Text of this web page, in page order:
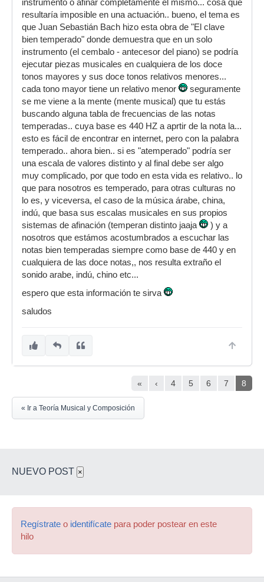
instrumento ó afinar completamente el mismo... cosa que
resultaría imposible en una actuación.. bueno, el tema es
que Juan Sebastián Bach hizo esta obra de "El clave
bien temperado" donde demuestra que en un solo
instrumento (el cembalo - antecesor del piano) se podría
ejecutar piezas musicales en cualquiera de los doce
tonos mayores y sus doce tonos relativos menores...
cada tono mayor tiene un relativo menor
seguramente
se me viene a la mente (mente musical) que tu estás
buscando alguna tabla de frecuencias de las notas
temperadas.. cuya base es 440 HZ a aprtir de la nota la...
esto es fácil de encontrar en internet, pero con la palabra
temperado.. ahora bien.. si es "atemperado" podría ser
una escala de valores distinto y al final debe ser algo
muy complicado, por que todo en esta vida es relativo.. lo
que para nosotros es temperado, para otras culturas no
lo es, y viceversa, el caso de la música árabe, china,
indú, que basa sus escalas musicales en sus propios
sistemas de afinación (temperan distinto jaaja
) y a
nosotros que estámos acostumbrados a escuchar las
notas bien temperadas siempre como base de 440 y en
cualquiera de las doce notas,, nos resulta extraño el
sonido arabe, indú, chino etc...
espero que esta información te sirva
saludos
« ‹ 4 5 6 7 8
« Ir a Teoría Musical y Composición
NUEVO POST ×
Regístrate o identifícate para poder postear en este
hilo